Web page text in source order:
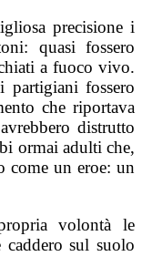
precisione i
quasi fossero
a fuoco vivo.
partigiani fossero
che riportava
distrutto
ormai adulti che,
come un eroe: un
volontà le
caddero sul suolo